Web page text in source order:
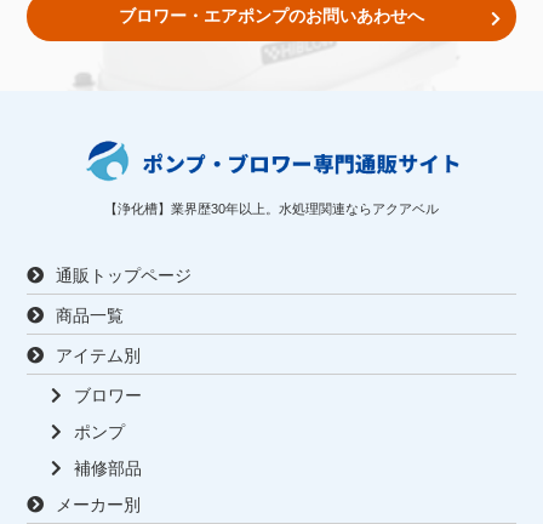
ブロワー・エアポンプのお問いあわせへ
【浄化槽】業界歴30年以上。水処理関連ならアクアベル
通販トップページ
商品一覧
アイテム別
ブロワー
ポンプ
補修部品
メーカー別